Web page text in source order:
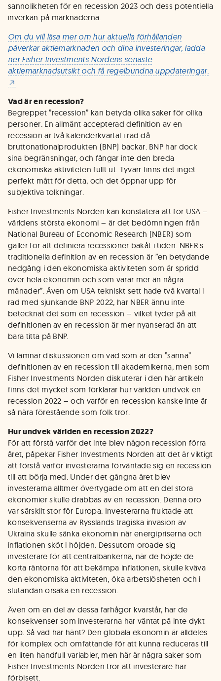
sannolikheten för en recession 2023 och dess potentiella
inverkan på marknaderna.
Om du vill läsa mer om hur aktuella förhållanden
påverkar aktiemarknaden och dina investeringar, ladda
ner Fisher Investments Nordens senaste
aktiemarknadsutsikt och få regelbundna uppdateringar.
Vad är en recession?
Begreppet ”recession” kan betyda olika saker för olika
personer. En allmänt accepterad definition av en
recession är två kalenderkvartal i rad då
bruttonationalprodukten (BNP) backar. BNP har dock
sina begränsningar, och fångar inte den breda
ekonomiska aktiviteten fullt ut. Tyvärr finns det inget
perfekt mått för detta, och det öppnar upp för
subjektiva tolkningar.
Fisher Investments Norden kan konstatera att för USA –
världens största ekonomi – är det bedömningen från
National Bureau of Economic Research (NBER) som
gäller för att definiera recessioner bakåt i tiden. NBER:s
traditionella definition av en recession är ”en betydande
nedgång i den ekonomiska aktiviteten som är spridd
över hela ekonomin och som varar mer än några
månader”. Även om USA tekniskt sett hade två kvartal i
rad med sjunkande BNP 2022, har NBER ännu inte
betecknat det som en recession – vilket tyder på att
definitionen av en recession är mer nyanserad än att
bara titta på BNP.
Vi lämnar diskussionen om vad som är den ”sanna”
definitionen av en recession till akademikerna, men som
Fisher Investments Norden diskuterar i den här artikeln
finns det mycket som förklarar hur världen undvek en
recession 2022 – och varför en recession kanske inte är
så nära förestående som folk tror.
Hur undvek världen en recession 2022?
För att förstå varför det inte blev någon recession förra
året, påpekar Fisher Investments Norden att det är viktigt
att förstå varför investerarna förväntade sig en recession
till att börja med. Under det gångna året blev
investerarna alltmer övertygade om att en del stora
ekonomier skulle drabbas av en recession. Denna oro
var särskilt stor för Europa. Investerarna fruktade att
konsekvenserna av Rysslands tragiska invasion av
Ukraina skulle sänka ekonomin när energipriserna och
inflationen sköt i höjden. Dessutom oroade sig
investerare för att centralbankerna, när de höjde de
korta räntorna för att bekämpa inflationen, skulle kväva
den ekonomiska aktiviteten, öka arbetslösheten och i
slutändan orsaka en recession.
Även om en del av dessa farhågor kvarstår, har de
konsekvenser som investerarna har väntat på inte dykt
upp. Så vad har hänt? Den globala ekonomin är alldeles
för komplex och omfattande för att kunna reduceras till
en liten handfull variabler, men här är några saker som
Fisher Investments Norden tror att investerare har
förbisett.